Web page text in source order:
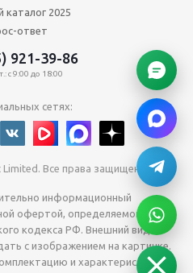
каталог 2025
ответ
921-39-86
с 9:00 до 18:00
сетях:
Limited. Все права защищены.
информационный
офертой, определяемой
кодекса РФ. Внешний вид
с изображением на картинке.
и характеристики